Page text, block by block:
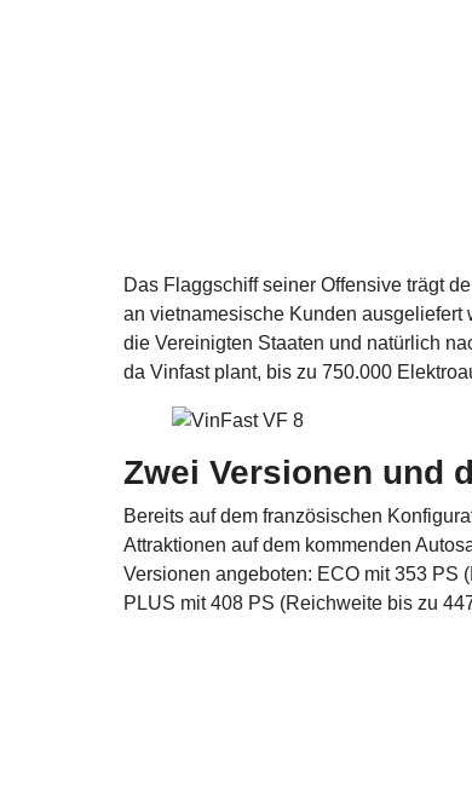
Das Flaggschiff seiner Offensive trägt
an vietnamesische Kunden
die Vereinigten Staaten und natürlich
da Vinfast plant, bis zu 750.000
Zwei Versionen und
Bereits auf dem französischen
Attraktionen auf dem kommenden
Versionen angeboten: ECO mit 353 PS
PLUS mit 408 PS (Reichweite bis zu